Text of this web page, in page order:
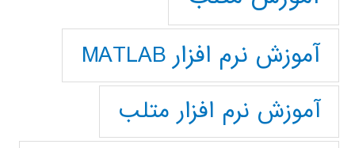
آموزش نرم افزار MATLAB
آموزش نرم افزار متلب